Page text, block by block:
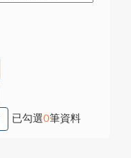
已勾選0筆資料